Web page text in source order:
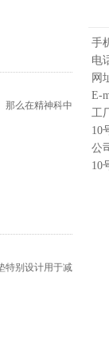
那么在精神科中
特别设计用于减
手
电
网
E-
工
10
公
10